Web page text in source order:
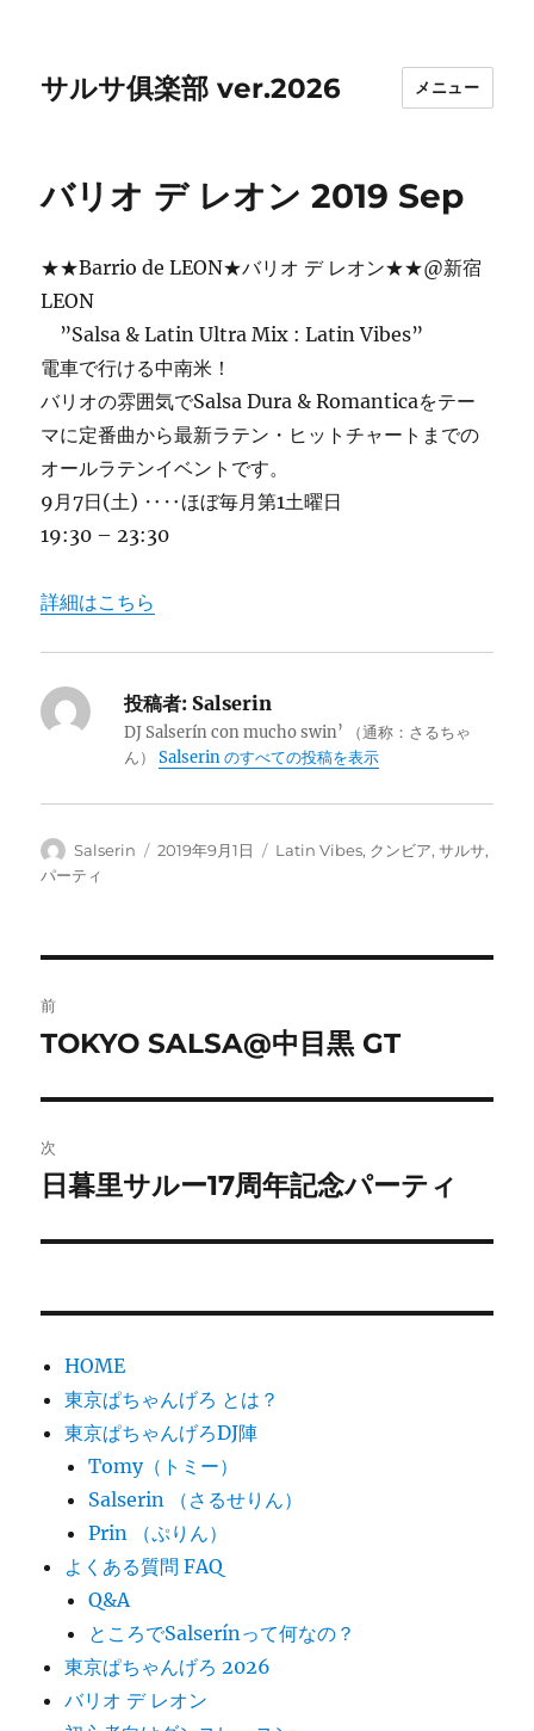
サルサ俱楽部 ver.2026 メニュー
バリオ デ レオン 2019 Sep
★★Barrio de LEON★バリオ デ レオン★★@新宿
LEON
”Salsa & Latin Ultra Mix : Latin Vibes”
電車で行ける中南米！
バリオの雰囲気でSalsa Dura & Romanticaをテー
マに定番曲から最新ラテン・ヒットチャートまでの
オールラテンイベントです。
9月7日(土) ‥‥ほぼ毎月第1土曜日
19:30 – 23:30
詳細はこちら
投稿者: Salserin
DJ Salserín con mucho swin’ （通称：さるちゃ
ん）Salserin のすべての投稿を表示
投
稿
Salserin
投
2019年9月1日
カ
Latin Vibes, クンビア,サルサ,
パーティ
稿
ビ
ゲ
ー
ン
前
前
投
稿:
TOKYO SALSA@中目黒 GT
次
次
投
日暮里サルー17周年記念パーティ
HOME
東京ぱちゃんげろ とは？
東京ぱちゃんげろDJ陣
Tomy（トミー）
Salserin （さるせりん）
Prin （ぷりん）
よくある質問 FAQ
Q&A
ところでSalserínって何なの？
東京ぱちゃんげろ 2026
バリオ デ レオン